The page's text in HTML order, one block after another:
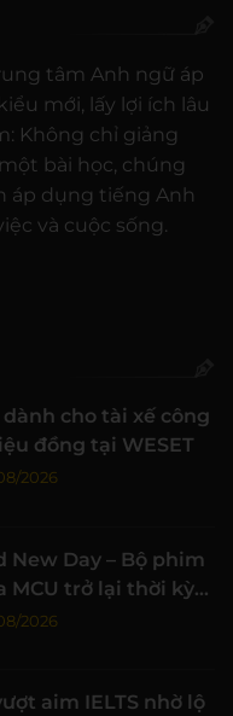
tâm Anh ngữ áp
mới, lấy lợi ích lâu
Không chỉ giảng
bài học, chúng
áp dụng tiếng Anh
và cuộc sống.
cho tài xế công
đồng tại WESET
2026
New Day – Bộ phim
MCU trở lại thời kỳ
cao
2026
aim IELTS nhờ lộ